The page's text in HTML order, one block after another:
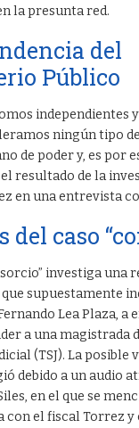
la presunta red.
del
Público
independientes
ningún tipo
de poder y, es por
resultado de la
en una entrevista
del caso
investiga una
supuestamente
Lea Plaza, a
a una magistrada
(TSJ). La posible
debido a un audio
en el que se
con el fiscal Torrez y